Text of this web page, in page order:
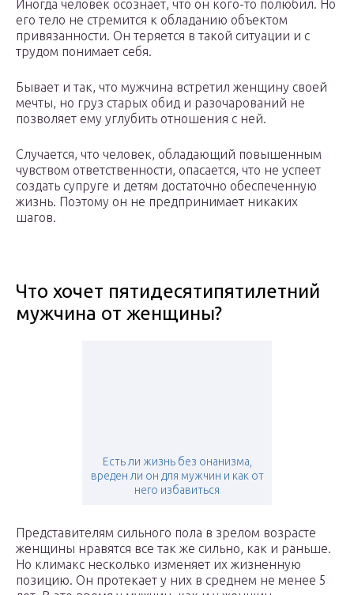
Иногда человек осознает, что он кого-то полюбил. Но
его тело не стремится к обладанию объектом
привязанности. Он теряется в такой ситуации и с
трудом понимает себя.
Бывает и так, что мужчина встретил женщину своей
мечты, но груз старых обид и разочарований не
позволяет ему углубить отношения с ней.
Случается, что человек, обладающий повышенным
чувством ответственности, опасается, что не успеет
создать супруге и детям достаточно обеспеченную
жизнь. Поэтому он не предпринимает никаких
шагов.
Что хочет пятидесятипятилетний
мужчина от женщины?
Есть ли жизнь без онанизма,
вреден ли он для мужчин и как от
него избавиться
Представителям сильного пола в зрелом возрасте
женщины нравятся все так же сильно, как и раньше.
Но климакс несколько изменяет их жизненную
позицию. Он протекает у них в среднем не менее 5